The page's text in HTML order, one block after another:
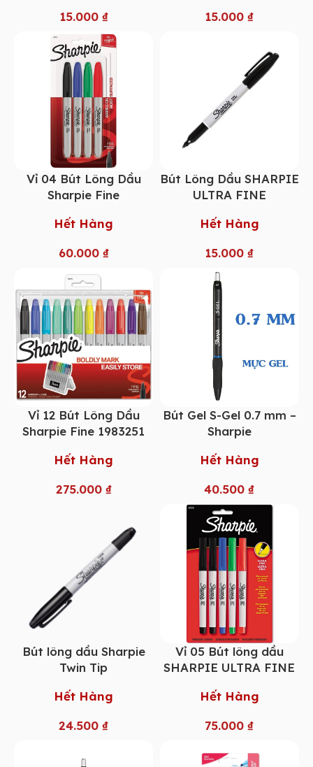
15.000 ₫
15.000₫
Vỉ 04 Bút Lông Dầu
Sharpie Fine
Hết Hàng
60.000 ₫
Bút Lông Dầu SHARPIE
ULTRA FINE
Hết Hàng
15.000₫
Vỉ 12 Bút Lông Dầu
Sharpie Fine 1983251
Hết Hàng
275.000 ₫
Bút Gel S-Gel 0.7 mm –
Sharpie
Hết Hàng
40.500₫
Bút lông dầu Sharpie
Twin Tip
Hết Hàng
24.500 ₫
Vỉ 05 Bút lông dầu
SHARPIE ULTRA FINE
Hết Hàng
75.000₫